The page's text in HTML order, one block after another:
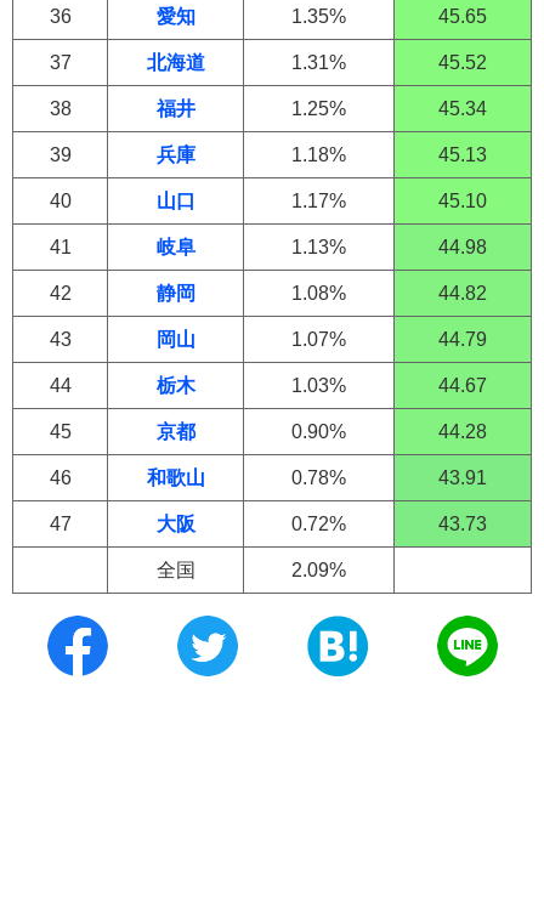
36 愛知 1.35% 45.65
37 北海道 1.31% 45.52
38 福井 1.25% 45.34
39 兵庫 1.18% 45.13
40 山口 1.17% 45.10
41 岐阜 1.13% 44.98
42 静岡 1.08% 44.82
43 岡山 1.07% 44.79
44 栃木 1.03% 44.67
45 京都 0.90% 44.28
46 和歌山 0.78% 43.91
47 大阪 0.72% 43.73
全国 2.09%